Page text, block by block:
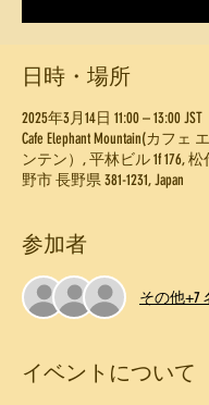
日時・場所
2025年3月14日 11:00 – 13:00 JST
Cafe Elephant Mountain(カフ
ンテン）, 平林ビル 1f 176,
野市 長野県 381-1231, Japan
参加者
その他+7
イベントについて